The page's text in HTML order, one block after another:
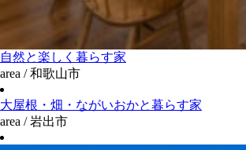
自然と楽しく暮らす家
area / 和歌山市
大屋根・畑・ながいおかと暮らす家
area / 岩出市